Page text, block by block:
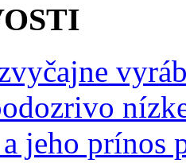
jeho prínos